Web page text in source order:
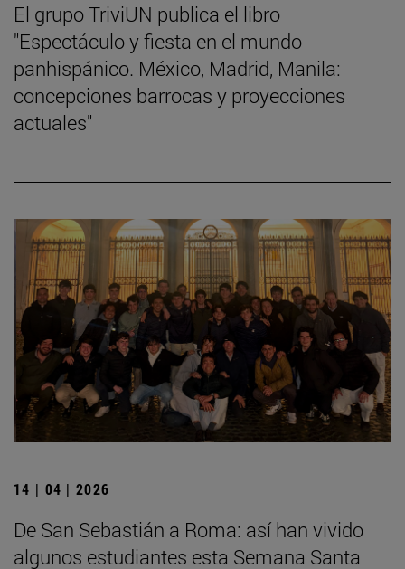
El grupo TriviUN publica el libro
"Espectáculo y fiesta en el mundo
panhispánico. México, Madrid, Manila:
concepciones barrocas y proyecciones
actuales"
14 | 04 | 2026
De San Sebastián a Roma: así han vivido
algunos estudiantes esta Semana Santa